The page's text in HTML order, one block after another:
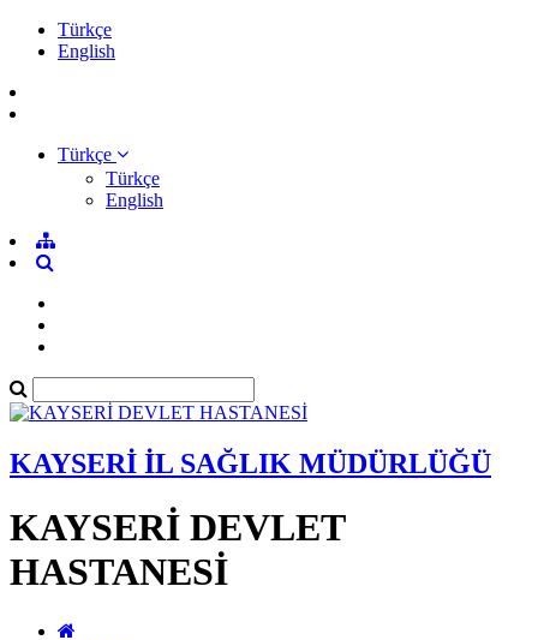
Türkçe
English
Türkçe
Türkçe
English
KAYSERİ İL SAĞLIK MÜDÜRLÜĞÜ
KAYSERİ DEVLET
HASTANESİ